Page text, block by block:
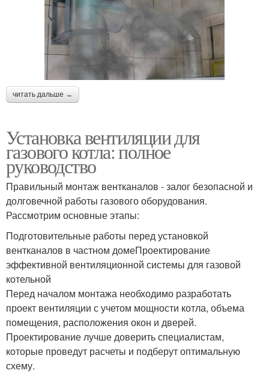
читать дальше →
Установка вентиляции для
газового котла: полное
руководство
Правильный монтаж вентканалов - залог безопасной и
долговечной работы газового оборудования.
Рассмотрим основные этапы:
Подготовительные работы перед установкой
вентканалов в частном домеПроектирование
эффективной вентиляционной системы для газовой
котельной
Перед началом монтажа необходимо разработать
проект вентиляции с учетом мощности котла, объема
помещения, расположения окон и дверей.
Проектирование лучше доверить специалистам,
которые проведут расчеты и подберут оптимальную
схему.